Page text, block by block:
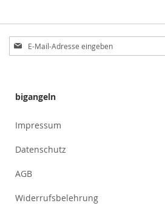
Anmeldung
zum
bigangeln
Impressum
Datenschutz
AGB
Widerrufsbelehrung